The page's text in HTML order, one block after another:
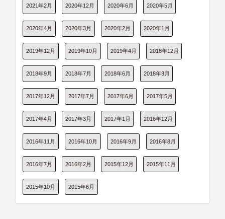
2021年2月 2020年12月 2020年6月 2020年5月
2020年4月 2020年3月 2020年2月 2020年1月
2019年12月 2019年10月 2019年4月 2018年12月
2018年9月 2018年7月 2018年6月 2018年3月
2017年12月 2017年7月 2017年6月 2017年5月
2017年4月 2017年3月 2017年1月 2016年12月
2016年11月 2016年10月 2016年9月 2016年8月
2016年7月 2016年2月 2015年12月 2015年11月
2015年10月 2015年6月